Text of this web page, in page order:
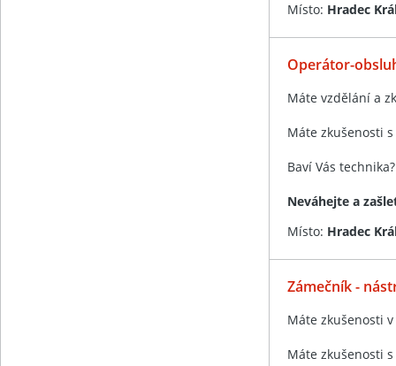
Místo: Hradec
Operátor-
Máte vzdělání a
Máte zkušenosti
Baví Vás technika?
Neváhejte a
Místo: Hradec
Zámečník -
Máte zkušenosti
Máte zkušenosti